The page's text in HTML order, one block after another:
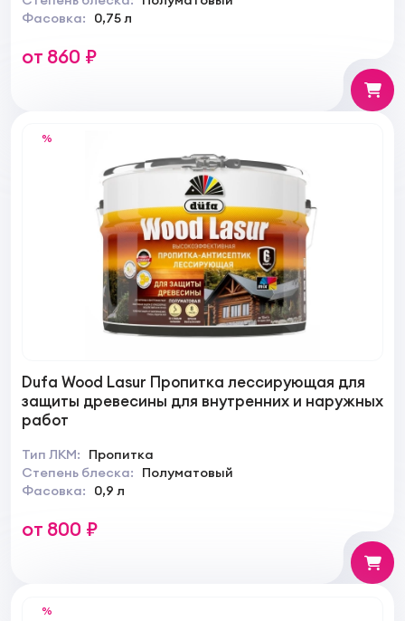
Фасовка:
0,75 л
от 860 ₽
%
Dufa Wood Lasur Пропитка лессирующая для
защиты древесины для внутренних и наружных
работ
Тип ЛКМ:
Пропитка
Степень блеска:
Полуматовый
Фасовка:
0,9 л
от 800 ₽
%